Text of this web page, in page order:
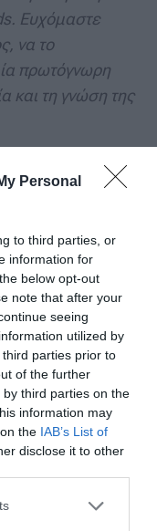
Personal
to third parties, or
information for
below opt-out
note that after your
seeing
utilized by
parties prior to
of the further
third parties on the
information may
the IAB’s List of
disclose it to other
Ευχόμαστε
να το
πρωτόγνωρη
και τη γνώση της
360ᵒ
3D modeling,
λειτουργιών
ειδικές